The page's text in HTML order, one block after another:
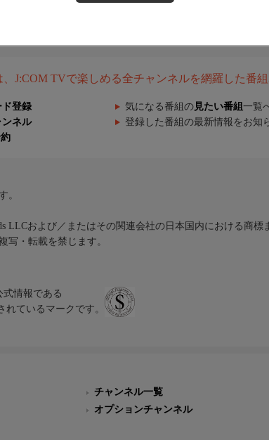
J:COM TVで楽しめる全チャンネルを網羅した番組
ド登録 気になる番組の 見たい番組 一覧
ンネル 登録した番組の最新情報をお知
。
LLCおよび／またはその関連会社の日本国内における商標
写・転載を禁じます。
式情報である
れているマークです。
チャンネル一覧
オプションチャンネル